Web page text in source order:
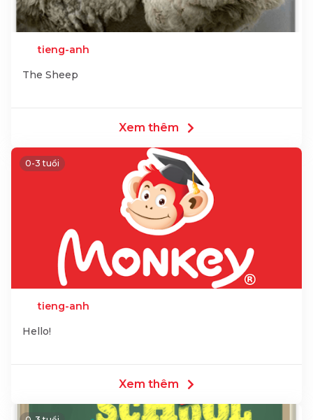
tieng-anh
The Sheep
Xem thêm
0-3 tuổi
tieng-anh
Hello!
Xem thêm